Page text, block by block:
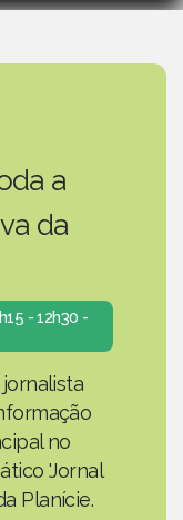
a
da
- 12h30 -
no
'Jornal
Planície.